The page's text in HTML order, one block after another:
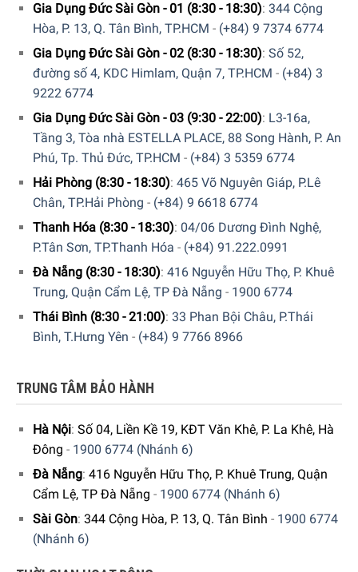
Hiện tại sản phẩm Máy Xay Hạt Cà Phê DeLonghi KG79
đang được bày bán tại hệ thống showroom cửa hàng Gia
Dụng Đức Sài Gòn
trên toàn quốc. Quý vị hãy gọi điện trực
được những tư vấn chi tiết và đặt mua sản phẩm. Hoặc
đặt hàng trực tiếp trên website. Nhân viên tổng đài của
giadungducsaigon sẽ gọi lại để xác nhận đơn hàng với quý
khách.
GIA DỤNG ĐỨC SÀI GÒN CAM KẾT:
Giao hàng nhanh chóng toàn quốc.
Hàng đúng nguồn gốc, chính hãng, nhập khẩu Đức &
5/5 - (1 bình chọn)
Gia Dụng Đức Sài Gòn - 01 (8:30 - 18:30): 344 Cộng
Hòa, P. 13, Q. Tân Bình, TP.HCM - (+84) 9 7374 6774
Gia Dụng Đức Sài Gòn - 02 (8:30 - 18:30): Số 52,
đường số 4, KDC Himlam, Quận 7, TP.HCM - (+84) 3
9222 6774
Gia Dụng Đức Sài Gòn - 03 (9:30 - 22:00): L3-16a,
Tầng 3, Tòa nhà ESTELLA PLACE, 88 Song Hành, P. An
Phú, Tp. Thủ Đức, TP.HCM - (+84) 3 5359 6774
Hải Phòng (8:30 - 18:30): 465 Võ Nguyên Giáp, P.Lê
Chân, TP.Hải Phòng - (+84) 9 6618 6774
Thanh Hóa (8:30 - 18:30): 04/06 Dương Đình Nghệ,
P.Tân Sơn, TP.Thanh Hóa - (+84) 91.222.0991
Đà Nẵng (8:30 - 18:30): 416 Nguyễn Hữu Thọ, P. Khuê
Trung, Quận Cẩm Lệ, TP Đà Nẵng - 1900 6774
Thái Bình (8:30 - 21:00): 33 Phan Bội Châu, P.Thái
Bình, T.Hưng Yên - (+84) 9 7766 8966
TRUNG TÂM BẢO HÀNH
Hà Nội: Số 04, Liền Kề 19, KĐT Văn Khê, P. La Khê, Hà
Đông - 1900 6774 (Nhánh 6)
Đà Nẵng: 416 Nguyễn Hữu Thọ, P. Khuê Trung, Quận
Cẩm Lệ, TP Đà Nẵng - 1900 6774 (Nhánh 6)
Sài Gòn: 344 Cộng Hòa, P. 13, Q. Tân Bình - 1900 6774
(Nhánh 6)